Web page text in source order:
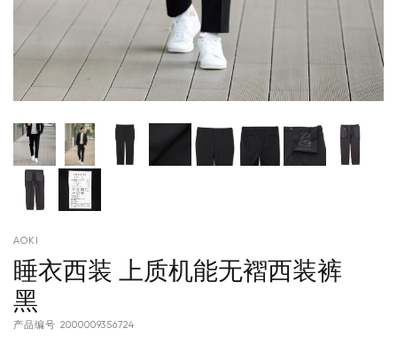
AOKI
睡衣西装 上质机能无褶西装裤
黑
产品编号 2000009356724